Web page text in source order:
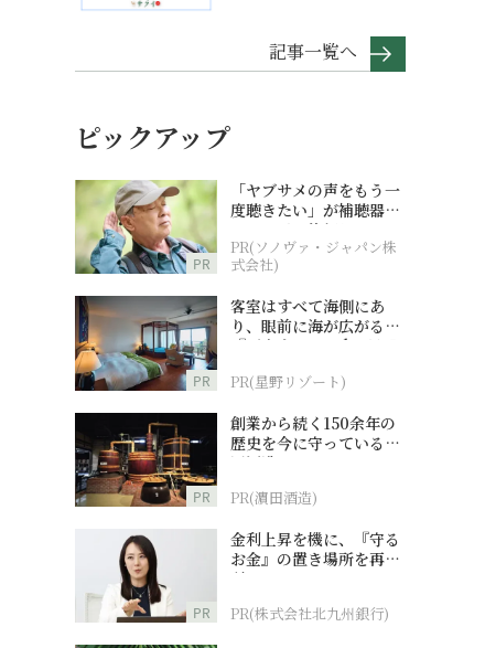
記事一覧へ
ピックアップ
PR
「ヤブサメの声をもう一
度聴きたい」が補聴器チ
ャレンジの後押しに
PR(ソノヴァ・ジャパン株
式会社)
PR
客室はすべて海側にあ
り、眼前に海が広がる
『西表島ホテル by 星野
PR(星野リゾート)
PR
創業から続く150余年の
歴史を今に守っている濵
田酒造
PR(濵田酒造)
PR
金利上昇を機に、『守る
お金』の置き場所を再検
討
PR(株式会社北九州銀行)